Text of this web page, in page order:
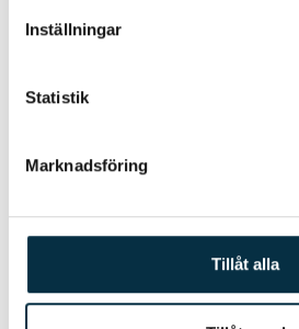
information som du har
samlat in när du har använt deras
Inställningar
Statistik
Marknadsföring
Tillåt alla